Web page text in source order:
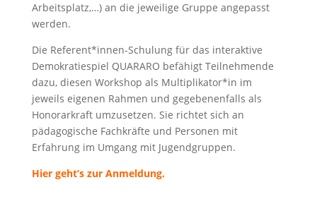
Arbeitsplatz,…) an die jeweilige Gruppe angepasst
werden.
Die Referent*innen-Schulung für das interaktive
Demokratiespiel QUARARO befähigt Teilnehmende
dazu, diesen Workshop als Multiplikator*in im
jeweils eigenen Rahmen und gegebenenfalls als
Honorarkraft umzusetzen. Sie richtet sich an
pädagogische Fachkräfte und Personen mit
Erfahrung im Umgang mit Jugendgruppen.
Hier geht’s zur Anmeldung.